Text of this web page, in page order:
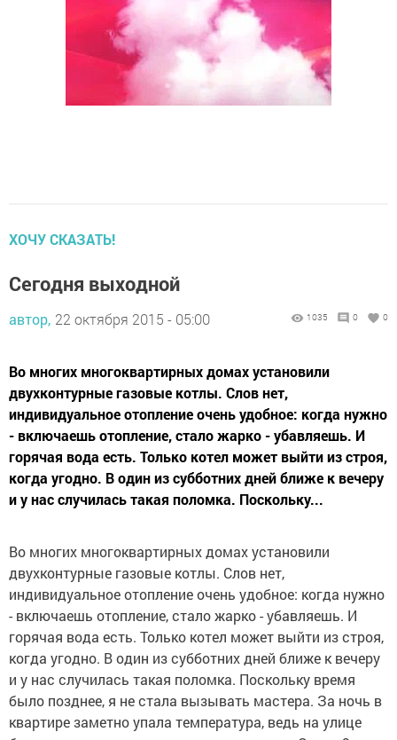
ХОЧУ СКАЗАТЬ!
Сегодня выходной
автор, 22 октября 2015 - 05:00 1035 0 0
Во многих многоквартирных домах установили
двухконтурные газовые котлы. Слов нет,
индивидуальное отопление очень удобное: когда нужно
- включаешь отопление, стало жарко - убавляешь. И
горячая вода есть. Только котел может выйти из строя,
когда угодно. В один из субботних дней ближе к вечеру
и у нас случилась такая поломка. Поскольку...
Во многих многоквартирных домах установили
двухконтурные газовые котлы. Слов нет,
индивидуальное отопление очень удобное: когда нужно
- включаешь отопление, стало жарко - убавляешь. И
горячая вода есть. Только котел может выйти из строя,
когда угодно. В один из субботних дней ближе к вечеру
и у нас случилась такая поломка. Поскольку время
было позднее, я не стала вызывать мастера. За ночь в
квартире заметно упала температура, ведь на улице